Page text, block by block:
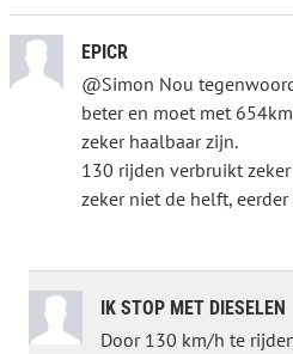
EPICR
@Simon Nou
beter en moet met
zeker haalbaar zijn.
130 rijden verbruikt
zeker niet de helft,
IK STOP MET DIESELEN
Door 130 km/h te